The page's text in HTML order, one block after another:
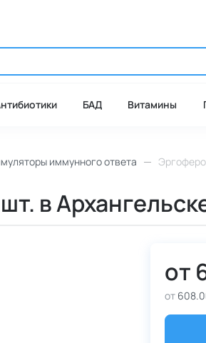
БАД Витамины
иммунного ответа
в
от
от